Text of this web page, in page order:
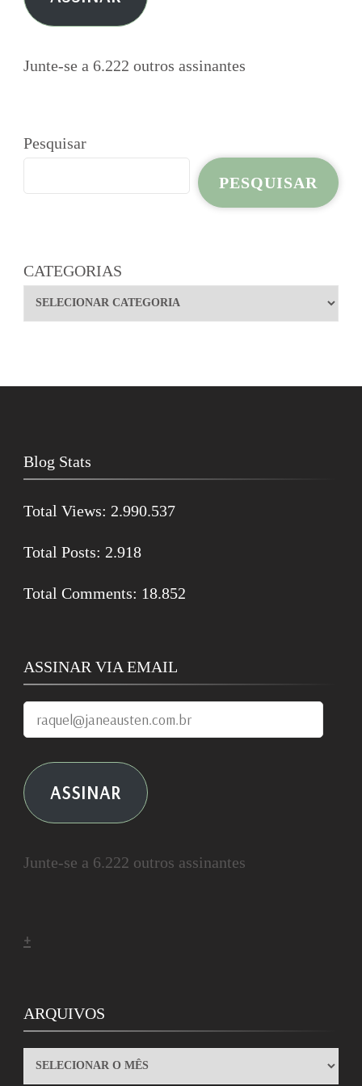
mail
Junte-se a 6.222 outros assinantes
Pesquisar
PESQUISAR
CATEGORIAS
Blog Stats
Total Views: 2.990.537
Total Posts: 2.918
Total Comments: 18.852
ASSINAR VIA EMAIL
raquel@janeausten.com.br
ASSINAR
Junte-se a 6.222 outros assinantes
+
ARQUIVOS
ARQUIVOS